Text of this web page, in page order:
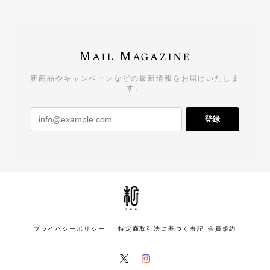
Mail Magazine
新商品やキャンペーンなどの最新情報をお届けいたしま
す。
登録
プライバシーポリシー 特定商取引法に基づく表記 会員規約